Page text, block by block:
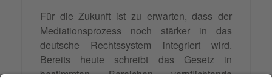
Für die Zukunft ist zu erwarten, dass der
Mediationsprozess noch stärker in das
deutsche Rechtssystem integriert wird.
Bereits heute schreibt das Gesetz in
bestimmten Bereichen verpflichtende